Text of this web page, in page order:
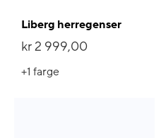
Liberg herregenser
kr 2 999,00
+1 farge